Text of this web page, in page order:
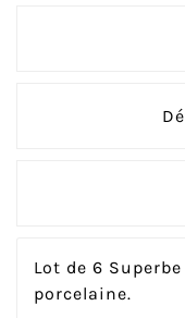
Lot de 6
porcelaine.